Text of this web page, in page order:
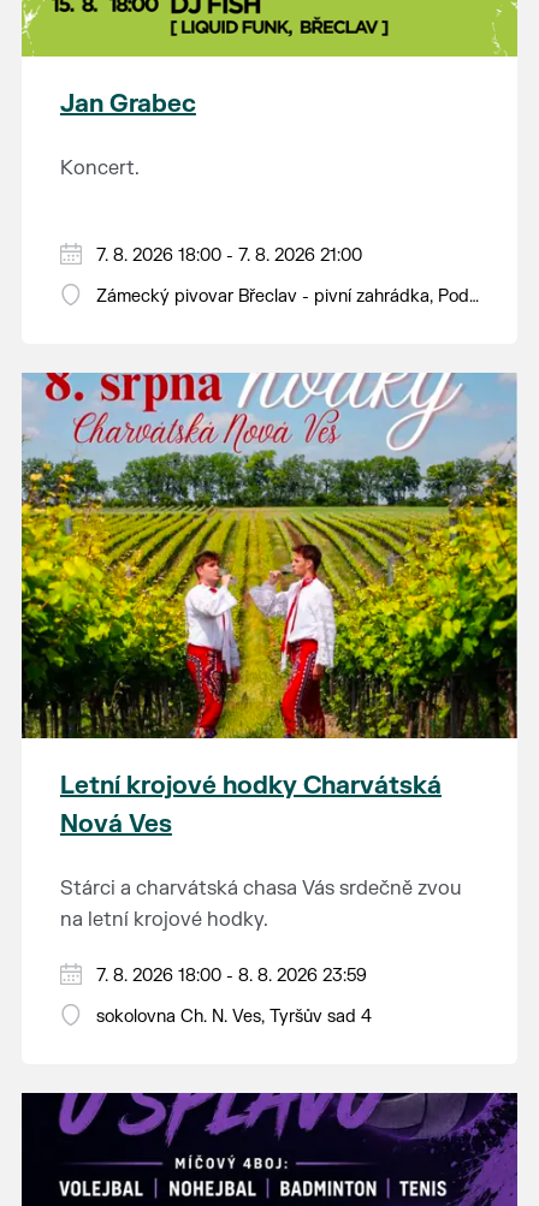
Jan Grabec
Koncert.
7. 8. 2026 18:00 - 7. 8. 2026 21:00
Zámecký pivovar Břeclav - pivní zahrádka, Pod
Letní krojové hodky Charvátská
Nová Ves
Stárci a charvátská chasa Vás srdečně zvou
na letní krojové hodky.
PÁTEK 7. srpna
18:00 - ruční stavění máje
14:00 - krojový průvod pro stárky od
hostince “U Buvola”
16:00 - odpolední zábava na sokolovně
21:00 - večerní zábava
7. 8. 2026 18:00 - 8. 8. 2026 23:59
sokolovna Ch. N. Ves, Tyršův sad 4